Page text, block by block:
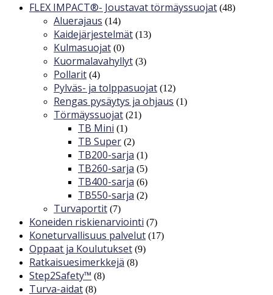
FLEX IMPACT®- Joustavat törmäyssuojat (48)
Aluerajaus (14)
Kaidejärjestelmät (13)
Kulmasuojat (0)
Kuormalavahyllyt (3)
Pollarit (4)
Pylväs- ja tolppasuojat (12)
Rengas pysäytys ja ohjaus (1)
Törmäyssuojat (21)
TB Mini (1)
TB Super (2)
TB200-sarja (1)
TB260-sarja (5)
TB400-sarja (6)
TB550-sarja (2)
Turvaportit (7)
Koneiden riskienarviointi (7)
Koneturvallisuus palvelut (17)
Oppaat ja Koulutukset (9)
Ratkaisuesimerkkejä (8)
Step2Safety™ (8)
Turva-aidat (8)